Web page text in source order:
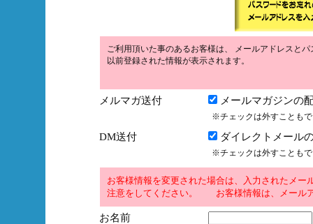
ご利用頂いた事のあるお客様は、 メールアドレスと
以前登録された情報が表示されます。
メルマガ送付 メールマガジンの
※チェックは外すことも
DM送付 ダイレクトメール
※チェックは外すことも
お客様情報を変更された場合は、入力されたメ
注意をしてください。 お客様情報は、メール
お名前